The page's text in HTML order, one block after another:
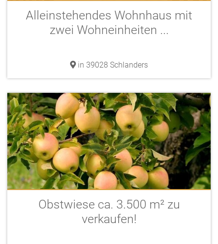
Alleinstehendes Wohnhaus mit
zwei Wohneinheiten ...
in 39028 Schlanders
Obstwiese ca. 3.500 m² zu
verkaufen!